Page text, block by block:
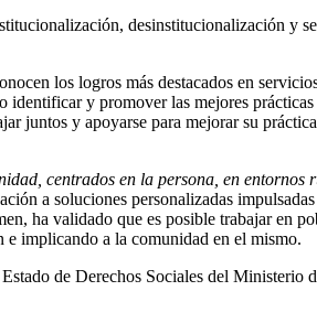
desinstitucionalización y
los logros más destacados en
identificar y promover las mejores
juntos y apoyarse para mejorar su
centrados en la persona, en entornos
a soluciones personalizadas
ha validado que es posible trabajar en
implicando a la comunidad en el mismo.
de Derechos Sociales del Ministerio